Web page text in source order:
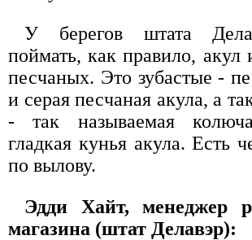
У берегов штата
поймать, как правило, акул
песчаных. Это зубастые -
и серая песчаная акула, а
- так называемая
гладкая кунья акула. Есть
по вылову.
Эдди Хайт, менеджер
магазина (штат Делавэр):